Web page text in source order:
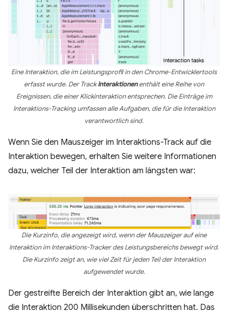
Eine Interaktion, die im Leistungsprofil in den Chrome-Entwicklertools
erfasst wurde. Der TrackInteraktionenenthält eine Reihe von
Ereignissen, die einer Klickinteraktion entsprechen. Die Einträge im
Interaktions-Tracking umfassen alle Aufgaben, die für die Interaktion
verantwortlich sind.
Wenn Sie den Mauszeiger im Interaktions-Track auf die
Interaktion bewegen, erhalten Sie weitere Informationen
dazu, welcher Teil der Interaktion am längsten war:
Die Kurzinfo, die angezeigt wird, wenn der Mauszeiger auf eine
Interaktion im Interaktions-Tracker des Leistungsbereichs bewegt wird.
Die Kurzinfo zeigt an, wie viel Zeit für jeden Teil der Interaktion
aufgewendet wurde.
Der gestreifte Bereich der Interaktion gibt an, wie lange
die Interaktion 200 Millisekunden überschritten hat. Das